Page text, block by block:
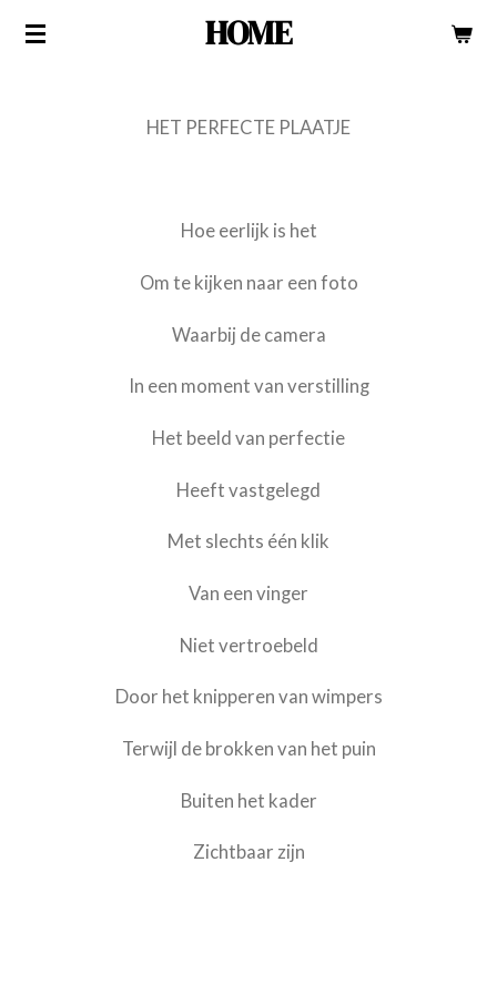
Ga
HOME
HET PERFECTE PLAATJE
Hoe eerlijk is het
Om te kijken naar een foto
Waarbij de camera
In een moment van verstilling
Het beeld van perfectie
Heeft vastgelegd
Met slechts één klik
Van een vinger
Niet vertroebeld
Door het knipperen van wimpers
Terwijl de brokken van het puin
Buiten het kader
Zichtbaar zijn